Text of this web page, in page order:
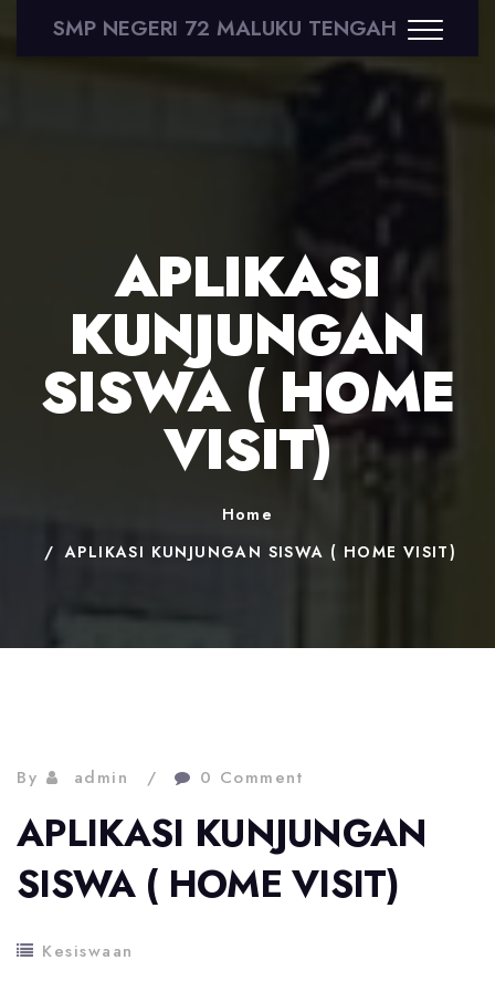
SMP NEGERI 72 MALUKU TENGAH
APLIKASI
KUNJUNGAN
SISWA ( HOME
VISIT)
Home
APLIKASI KUNJUNGAN SISWA ( HOME VISIT)
By admin 0 Comment
APLIKASI KUNJUNGAN
SISWA ( HOME VISIT)
Kesiswaan